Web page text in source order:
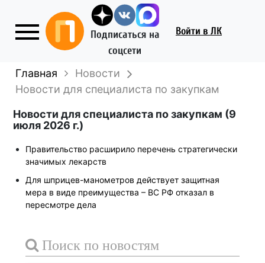
Подписаться на
соцсети
Войти в ЛК
Главная
Новости
Новости для специалиста по закупкам
Новости для специалиста по закупкам (9
июля 2026 г.)
Правительство расширило перечень стратегически
значимых лекарств
Для шприцев-манометров действует защитная
мера в виде преимущества – ВС РФ отказал в
пересмотре дела
Поиск по новостям